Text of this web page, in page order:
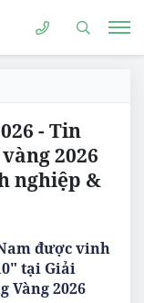
- Tin
2026
nghiệp &
được vinh
tại Giải
Vàng 2026